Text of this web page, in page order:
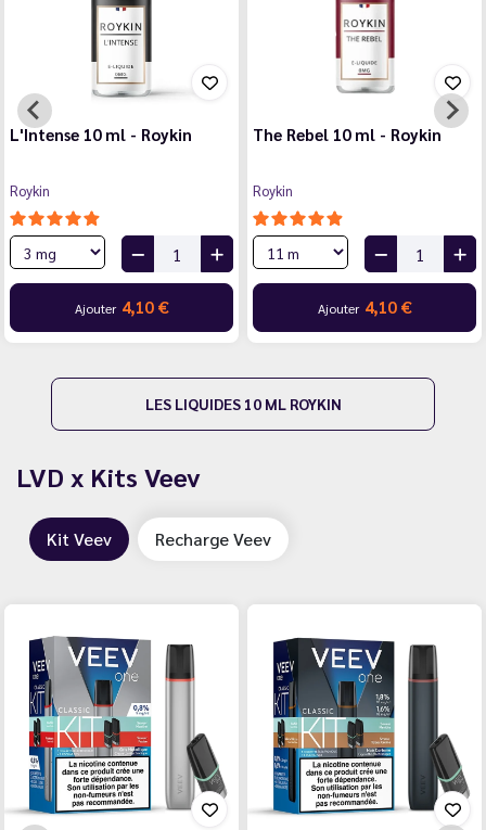
Virginia 10 ml - Roykin
Roykin
Ajouter4,10 €
Le M 10 ml - Roykin
Roykin
Ajouter4,10 €
LES LIQUIDES 10 ML ROYKIN
LVD x Kits Veev
Kit Veev Recharge Veev